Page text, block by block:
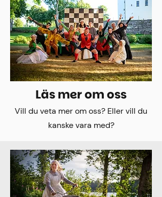
Läs mer om oss
Vill du veta mer om oss? Eller vill du
kanske vara med?